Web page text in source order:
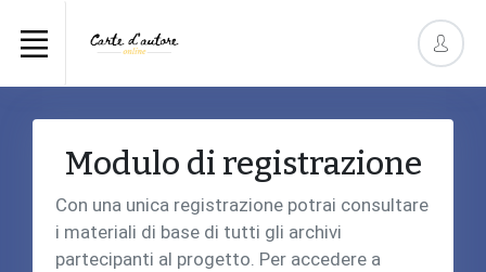
Modulo di registrazione
Con una unica registrazione potrai consultare
i materiali di base di tutti gli archivi
partecipanti al progetto. Per accedere a